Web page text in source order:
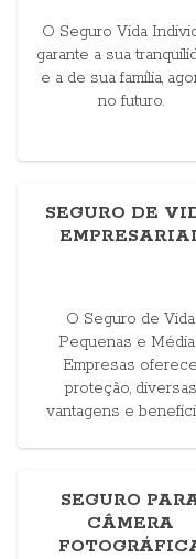
O Seguro Vida
garante a sua
e a de sua família,
no futuro.
SEGURO DE
O Seguro de Vida
Pequenas e
Empresas oferece
proteção, diversas
vantagens e
SEGURO
CÂMERA